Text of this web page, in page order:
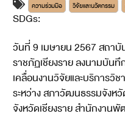
ความร่วมมือ วิจัยและนวัตกรรม
SDGs:
วันที่ 9 เมษายน 2567 สถา
ราชภัฏเชียงราย ลงนามบัน
เคลื่อนงานวิจัยและบริการวิ
ระหว่าง สภาวัฒนธรรมจังห
จังหวัดเชียงราย สำนักงาน